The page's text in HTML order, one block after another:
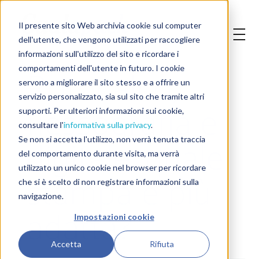
Il presente sito Web archivia cookie sul computer
dell'utente, che vengono utilizzati per raccogliere
informazioni sull'utilizzo del sito e ricordare i
comportamenti dell'utente in futuro. I cookie
servono a migliorare il sito stesso e a offrire un
servizio personalizzato, sia sul sito che tramite altri
supporti. Per ulteriori informazioni sui cookie,
consultare l'informativa sulla privacy.
Se non si accetta l'utilizzo, non verrà tenuta traccia
del comportamento durante visita, ma verrà
utilizzato un unico cookie nel browser per ricordare
che si è scelto di non registrare informazioni sulla
navigazione.
Impostazioni cookie
Accetta Rifiuta
Rotocalco,
flessografia e
digitale: quale
stampa è più
adatta?